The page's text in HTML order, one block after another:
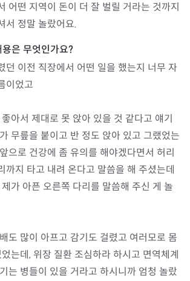
어떤 지역이 돈이 더 잘 벌릴 거라는 것까지
서 정말 놀랐어요.
던 이전 직장에서 어떤 일을 했는지 너무 자
이었고
아서 제대로 못 앉아 있을 것 같다고 얘기
무릎을 붙이고 반 정도 앉아 있고 그랬었는
으로 건강에 좀 유의를 해야겠다면서 허리
까지 타고 내려 온다고 말씀을 해 주셨는데
가 아픈 오른쪽 다리를 말씀해 주신 게 놀
도 많이 아프고 감기도 걸렸고 여러모로 몸
는데, 위장 질환 조심하라 하시고 면역체계
는 병들이 있을 거라고 하시니까 엄청 놀랐